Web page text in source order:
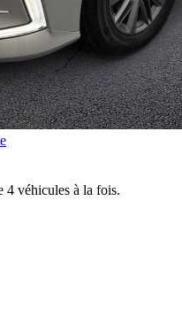
4 véhicules à la fois.